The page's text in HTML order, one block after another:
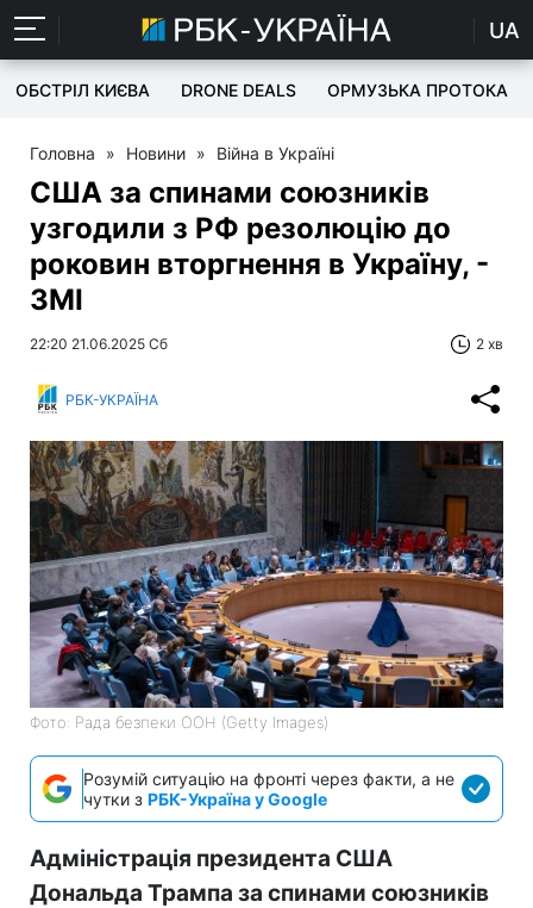
UA
ОБСТРІЛ КИЄВА DRONE DEALS ОРМУЗЬКА ПРОТОКА
Головна » Новини » Війна в Україні
США за спинами союзників
узгодили з РФ резолюцію до
роковин вторгнення в Україну, -
ЗМІ
22:20 21.06.2025 Сб 2 хв
РБК-УКРАЇНА
Фото: Рада безпеки ООН (Getty Images)
Розумій ситуацію на фронті через факти, а не
чутки з РБК-Україна у Google
Адміністрація президента США
Дональда Трампа за спинами союзників